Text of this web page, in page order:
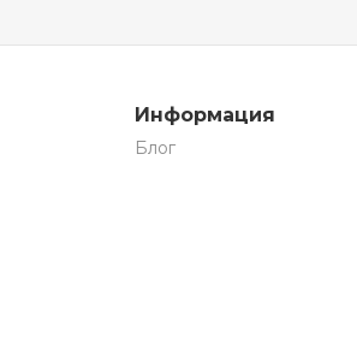
Информация
Блог